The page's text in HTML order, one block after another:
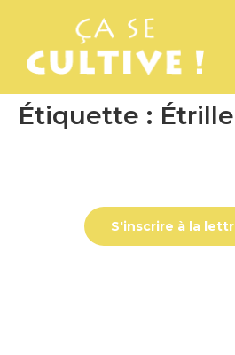
Étiquette : Étrille
S'inscrire à la